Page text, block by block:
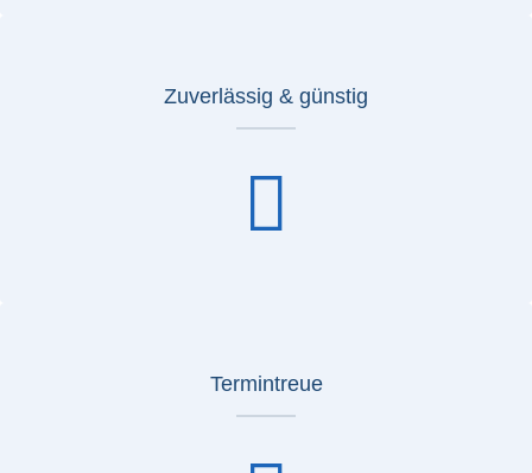
Zuverlässig & günstig
Termintreue